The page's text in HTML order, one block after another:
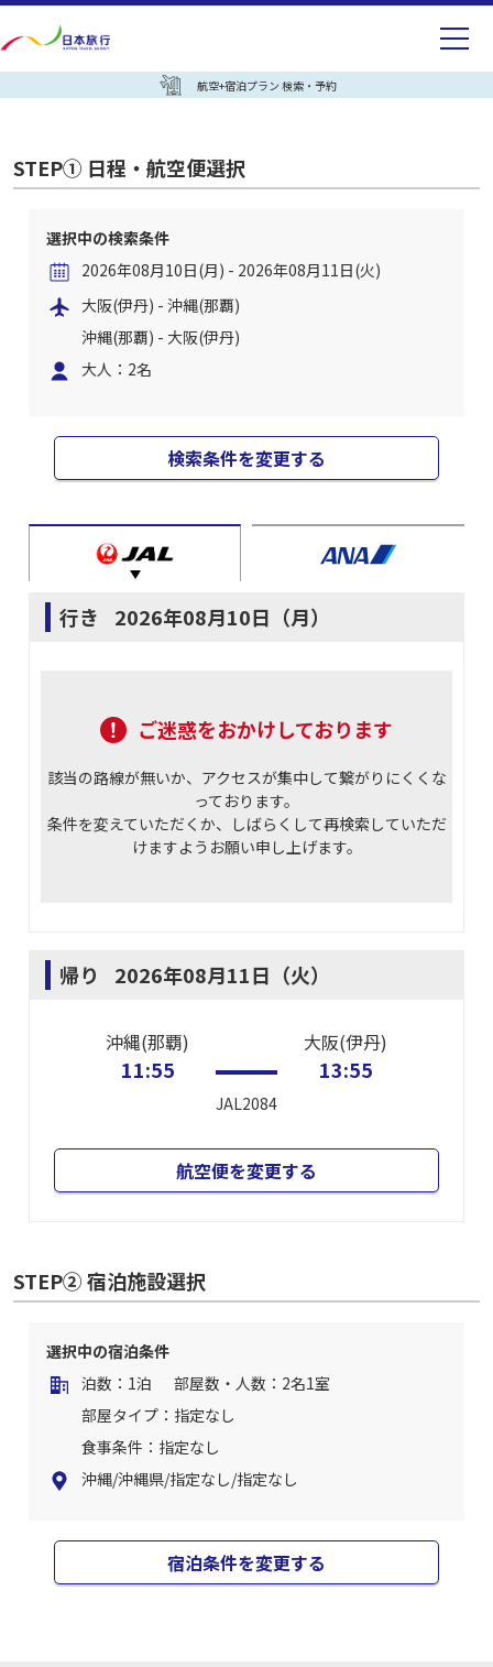
航空+宿泊プラン 検索・予約
STEP① 日程・航空便選択
選択中の検索条件
2026年08月10日(月) - 2026年08月11日(火)
大阪(伊丹) - 沖縄(那覇)
沖縄(那覇) - 大阪(伊丹)
大人：2名
検索条件を変更する
行き 2026年08月10日（月）
ご迷惑をおかけしております
該当の路線が無いか、アクセスが集中して繋がりにくくな
っております。
条件を変えていただくか、しばらくして再検索していただ
けますようお願い申し上げます。
帰り 2026年08月11日（火）
沖縄(那覇)
11:55
JAL2084
大阪(伊丹)
13:55
航空便を変更する
STEP② 宿泊施設選択
選択中の宿泊条件
泊数：1泊
部屋数・人数：2名1室
部屋タイプ：指定なし
食事条件：指定なし
沖縄/沖縄県/指定なし/指定なし
宿泊条件を変更する